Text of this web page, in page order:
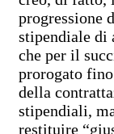
progressione
stipendiale di
che per il
prorogato
della
stipendiali,
restituire